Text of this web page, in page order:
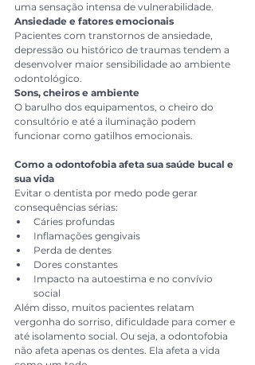
uma sensação intensa de vulnerabilidade.
Ansiedade e fatores emocionais
Pacientes com transtornos de ansiedade,
depressão ou histórico de traumas tendem a
desenvolver maior sensibilidade ao ambiente
odontológico.
Sons, cheiros e ambiente
O barulho dos equipamentos, o cheiro do
consultório e até a iluminação podem
funcionar como gatilhos emocionais.
Como a odontofobia afeta sua saúde bucal e
sua vida
Evitar o dentista por medo pode gerar
consequências sérias:
Cáries profundas
Inflamações gengivais
Perda de dentes
Dores constantes
Impacto na autoestima e no convívio
social
Além disso, muitos pacientes relatam
vergonha do sorriso, dificuldade para comer e
até isolamento social. Ou seja, a odontofobia
não afeta apenas os dentes. Ela afeta a vida